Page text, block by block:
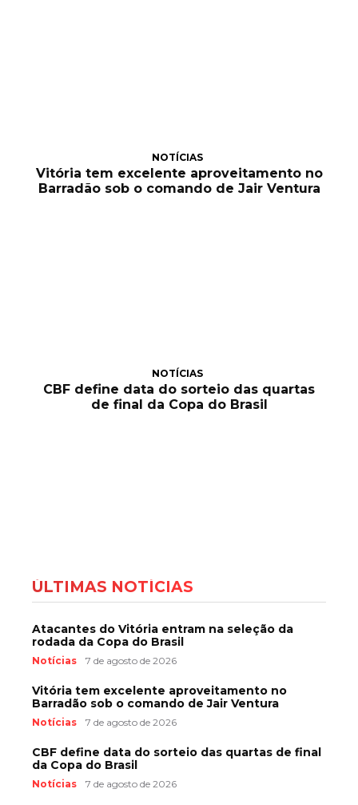
NOTÍCIAS
Vitória tem excelente aproveitamento no
Barradão sob o comando de Jair Ventura
NOTÍCIAS
CBF define data do sorteio das quartas
de final da Copa do Brasil
ÚLTIMAS NOTÍCIAS
Atacantes do Vitória entram na seleção da
rodada da Copa do Brasil
Notícias 7 de agosto de 2026
Vitória tem excelente aproveitamento no
Barradão sob o comando de Jair Ventura
Notícias 7 de agosto de 2026
CBF define data do sorteio das quartas de final
da Copa do Brasil
Notícias 7 de agosto de 2026